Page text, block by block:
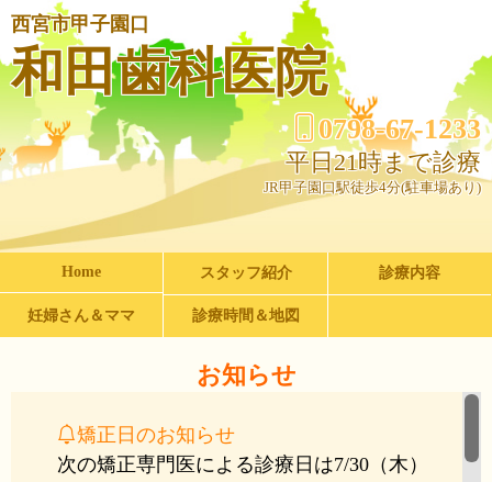
西宮市甲子園口
和田歯科医院
0798-67-1233
平日21時まで診療
JR甲子園口駅徒歩4分(駐車場あり)
Home スタッフ紹介 診療内容
妊婦さん＆ママ 診療時間＆地図
お知らせ
矯正日のお知らせ
次の矯正専門医による診療日は7/30（木）